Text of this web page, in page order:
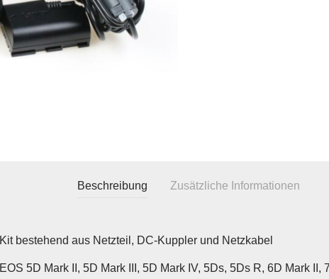
Beschreibung Zusätzliche Informationen
Kit bestehend aus Netzteil, DC-Kuppler und Netzkabel
EOS 5D Mark II, 5D Mark III, 5D Mark IV, 5Ds, 5Ds R, 6D Mark II,